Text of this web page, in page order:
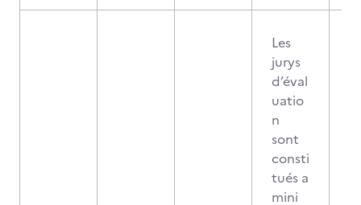
Les
jurys
d’éval
uatio
n
sont
consti
tués a
mini